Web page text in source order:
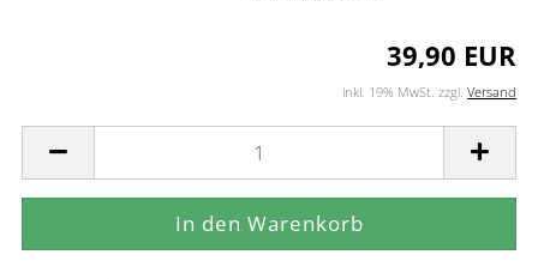
39,90 EUR
inkl. 19% MwSt. zzgl. Versand